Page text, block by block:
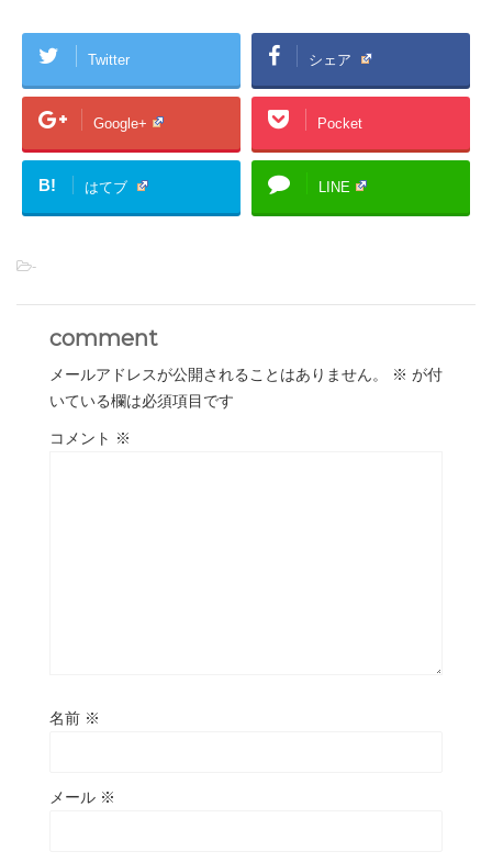
Twitter シェア
Google+ Pocket
B! はてブ LINE
-
comment
メールアドレスが公開されることはありません。 ※ が付
いている欄は必須項目です
コメント ※
名前 ※
メール ※